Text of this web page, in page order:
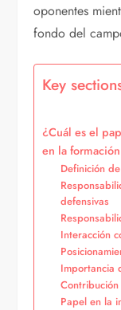
oponentes
fondo del
Key
¿Cuál es el
en la
Definición
defensivas
Interacción
Importancia
Papel en la